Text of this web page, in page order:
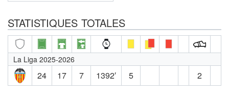
STATISTIQUES TOTALES
La Liga 2025-2026
24 17 7 1392′ 5 2